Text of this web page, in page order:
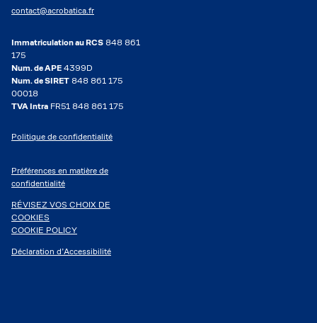
contact@acrobatica.fr
Immatriculation au RCS 848 861
175
Num. de APE 4399D
Num. de SIRET 848 861 175
00018
TVA Intra FR51 848 861 175
Politique de confidentialité
Préférences en matière de
confidentialité
RÉVISEZ VOS CHOIX DE
COOKIES
COOKIE POLICY
Déclaration d’Accessibilité